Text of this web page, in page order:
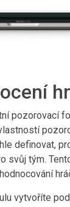
pozorovací
definovat,
svůj tým.
vytvoříte